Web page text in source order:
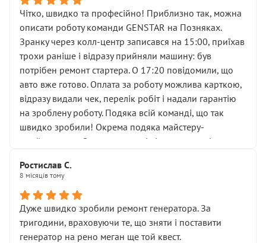
ущільнювачів.
Що прикро — це не перший мій візит. Раніше міняв у
вас стартер, і тоді сервіс наче справив хороше
враження. Але згодом знайшов декілька гайок під
лобовим склом. Мені пояснили, що це “старі гайки, які
відкручували”, і попросили не хвилюватися. ( надіюсь
новий власник, не застяг в полі))
Але після нинішнього візиту такі дрібниці вже не
здаються дрібницями.
Я — клієнт, який працює на довірі, і саме її цей сервіс
Хотілося б більше:
• належної уваги до авто
• прозорості в роботах і рахунках
• реальної діагностики, а не формального
“подивились і поїхав”
На жаль, складається враження, що сервіс працює не
Чітко, швидко та професійно! Приблизно так, можна
описати роботу команди GENSTAR на Позняках.
Зранку через колл-центр записався на 15:00, приїхав
трохи раніше і відразу прийняли машину: був
потрібен ремонт стартера. О 17:20 повідомили, що
авто вже готово. Оплата за роботу можлива карткою,
відразу видали чек, перелік робіт і надали гарантію
на зроблену роботу. Подяка всій команді, що так
швидко зробили! Окрема подяка майстеру-
приймальнику Олександру: всі чітко та по суті.
звертатися до цього автосервісу.
Ростислав С.
8 місяців тому
Дуже швидко зробили ремонт генератора. За
тригодини, враховуючи те, що зняти і поставити
генератор на рено меган ще той квест.